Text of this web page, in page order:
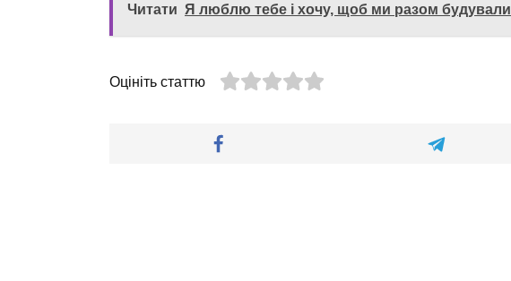
Читати Я люблю тебе і хочу, щоб ми разом будували
Оцініть статтю